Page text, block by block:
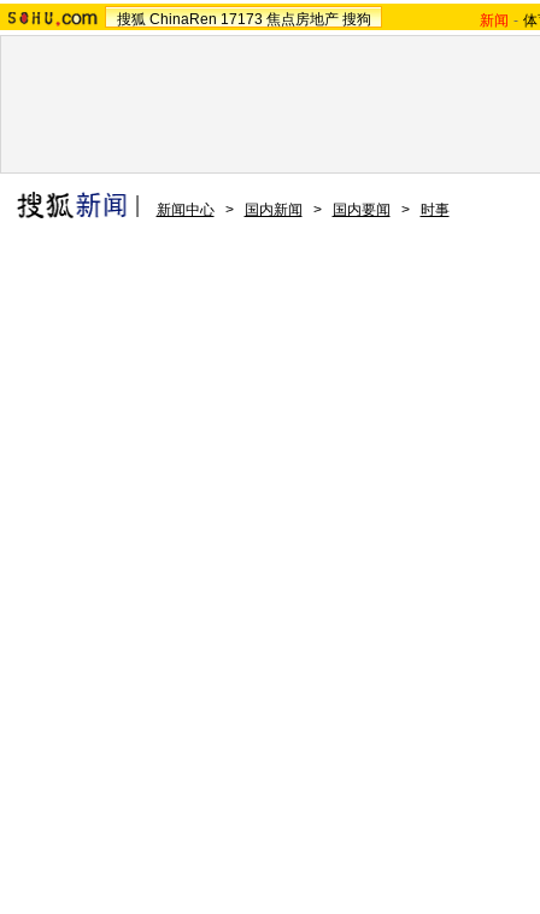
搜狐 ChinaRen 17173 焦点房地产 搜狗 新闻 -
新闻中心 > 国内新闻 > 国内要闻 > 时事